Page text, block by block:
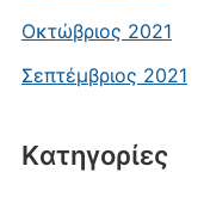
Οκτώβριος 2021
Σεπτέμβριος 2021
Kατηγορίες